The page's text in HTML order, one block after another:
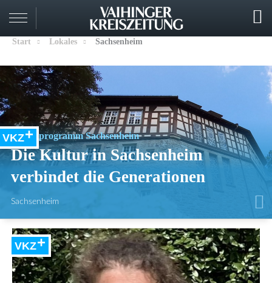
Start Lokales Sachsenheim
VKZ
Kulturprogramm Sachsenheim
Die Kultur in Sachsenheim
verbindet die Generationen
Sachsenheim
VKZ